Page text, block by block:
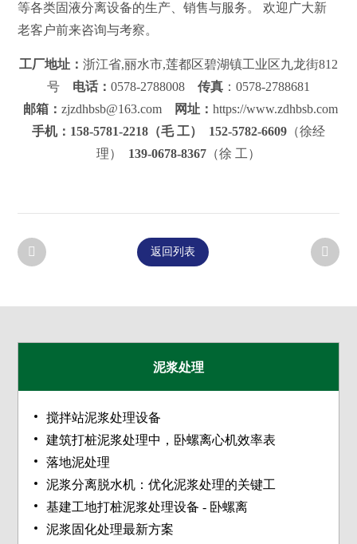
等各类固液分离设备的生产、销售与服务。 欢迎广大新
老客户前来咨询与考察。
工厂地址： 浙江省,丽水市,莲都区碧湖镇工业区九龙街812
号 电话： 0578-2788008 传真 ：0578-2788681
邮箱： zjzdhbsb@163.com 网址： https://www.zdhbsb.com
手机：158-5781-2218（毛 工）
152-5782-6609 （徐经
理） 139-0678-8367 （徐 工）
返回列表
泥浆处理
搅拌站泥浆处理设备
建筑打桩泥浆处理中，卧螺离心机效率表
落地泥处理
泥浆分离脱水机：优化泥浆处理的关键工
基建工地打桩泥浆处理设备 - 卧螺离
泥浆固化处理最新方案